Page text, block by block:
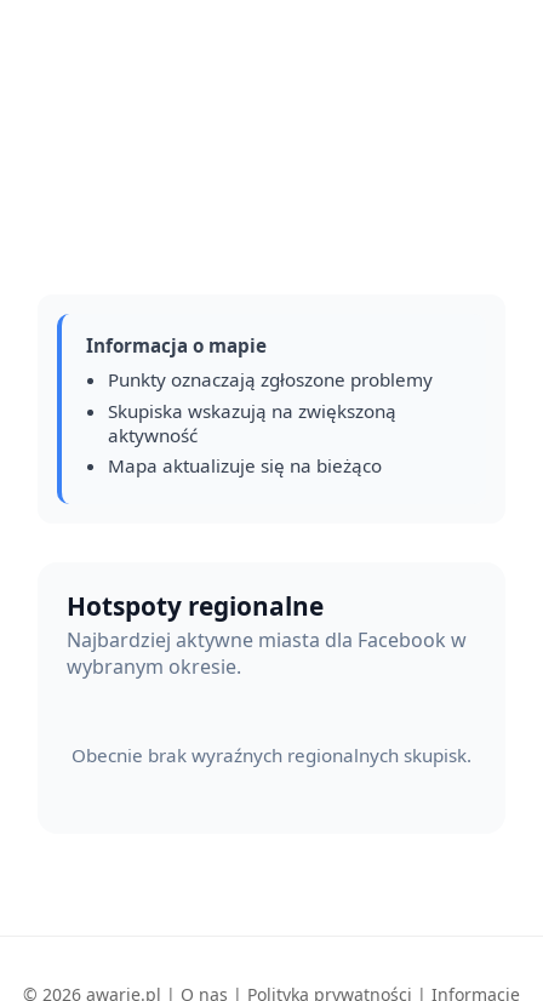
Informacja o mapie
Punkty oznaczają zgłoszone problemy
Skupiska wskazują na zwiększoną
aktywność
Mapa aktualizuje się na bieżąco
Hotspoty regionalne
Najbardziej aktywne miasta dla Facebook w
wybranym okresie.
Obecnie brak wyraźnych regionalnych skupisk.
© 2026 awarie.pl | O nas | Polityka prywatności | Informacje